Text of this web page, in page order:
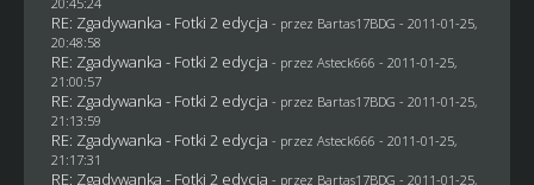
RE: Zgadywanka - Fotki 2 edycja - przez Bartas17BDG - 2011-01-25,
20:48:58
RE: Zgadywanka - Fotki 2 edycja - przez Asteck666 - 2011-01-25,
21:00:57
RE: Zgadywanka - Fotki 2 edycja - przez Bartas17BDG - 2011-01-25,
21:13:59
RE: Zgadywanka - Fotki 2 edycja - przez Asteck666 - 2011-01-25,
21:17:31
RE: Zgadywanka - Fotki 2 edycja - przez Bartas17BDG - 2011-01-25,